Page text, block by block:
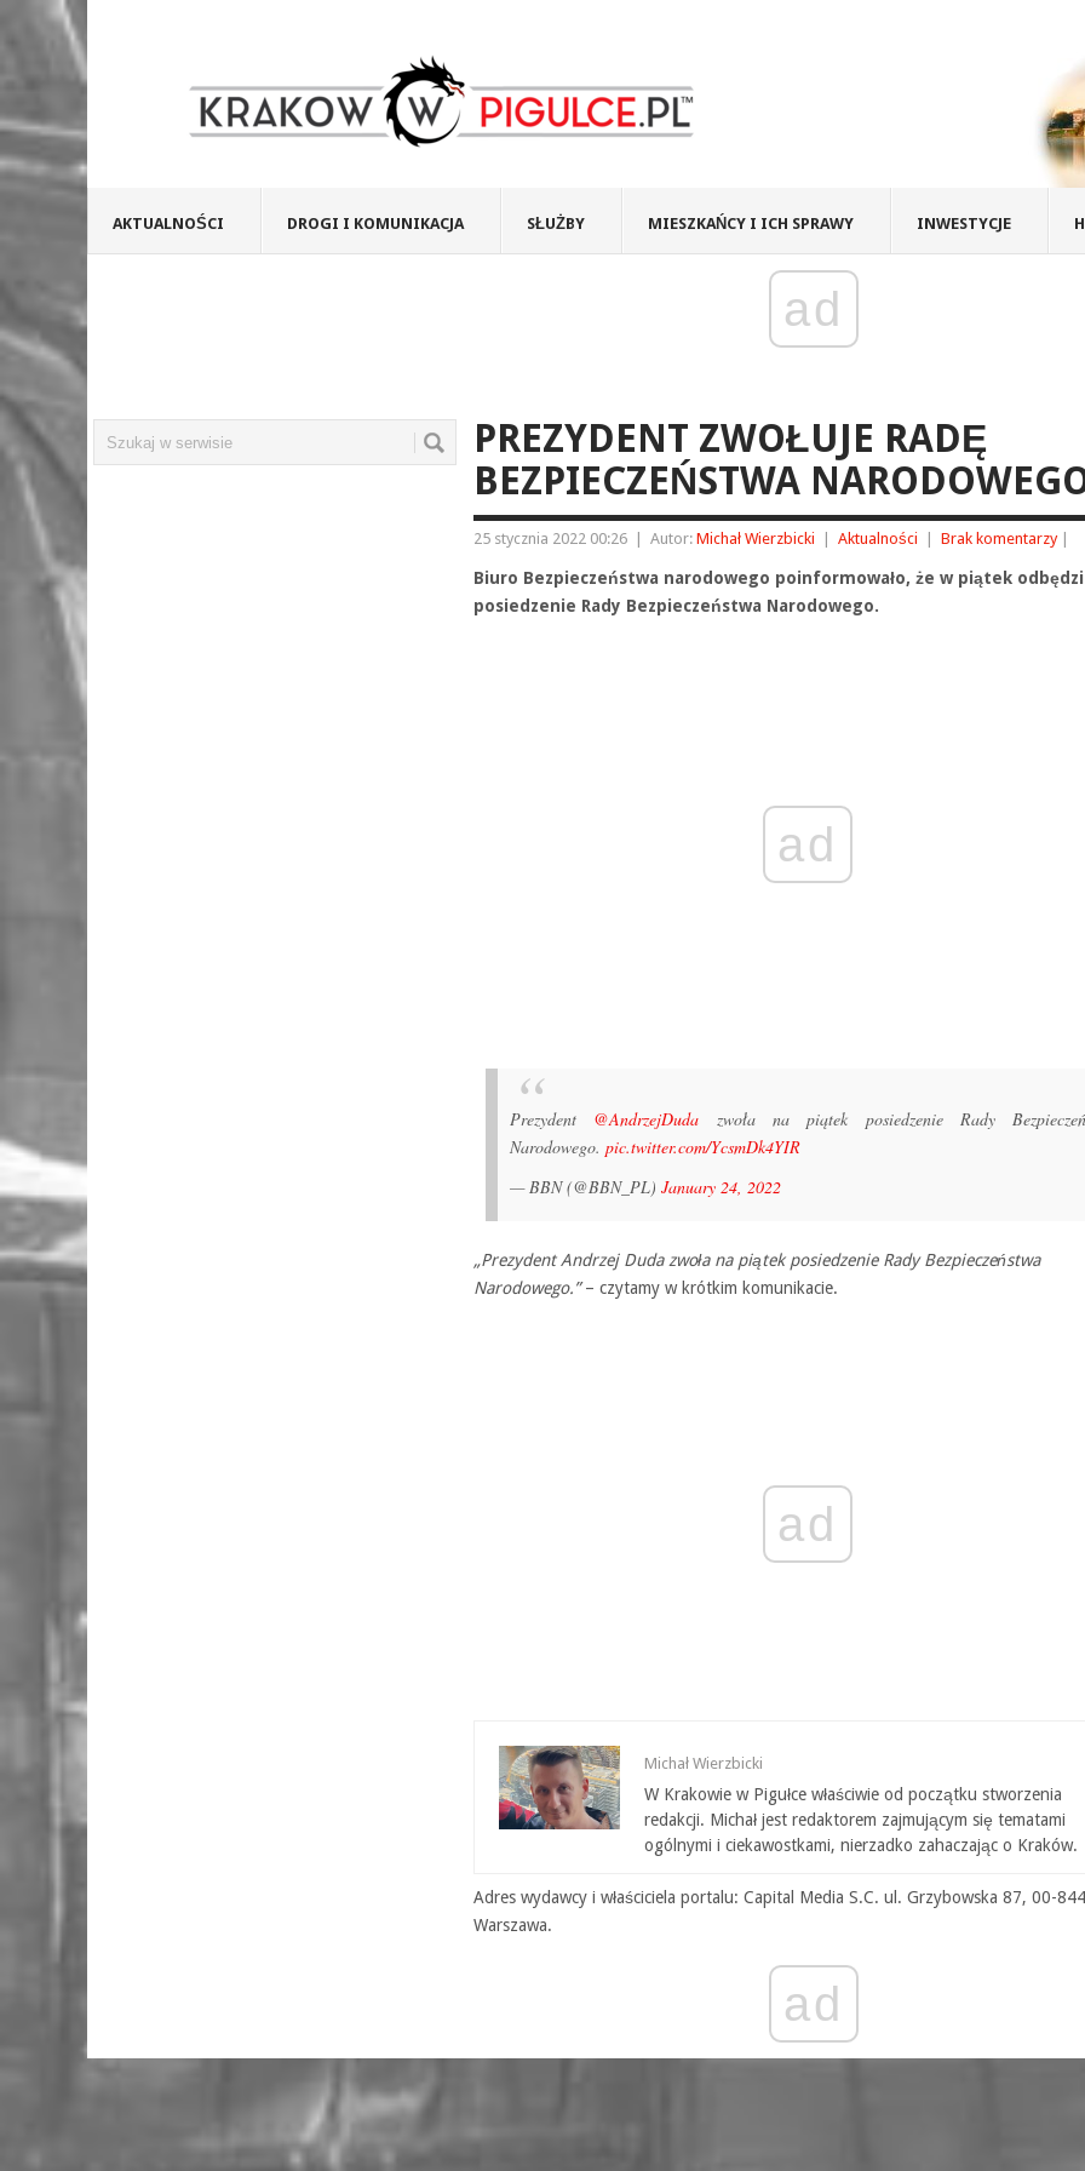
AKTUALNOŚCI DROGI I KOMUNIKACJA SŁUŻBY MIESZKAŃCY I ICH SPRAWY INWESTYCJE
ad
PREZYDENT ZWOŁUJE RADĘ
BEZPIECZEŃSTWA
25 stycznia 2022 00:26 Autor: Michał Wierzbicki Aktualności Brak komentarzy
Biuro Bezpieczeństwa narodowego poinformowało, że w piątek
posiedzenie Rady Bezpieczeństwa Narodowego.
ad
Prezydent @AndrzejDuda zwoła na piątek posiedzenie Rady
Narodowego. pic.twitter.com/YcsmDk4YIR
— BBN (@BBN_PL) January 24, 2022
„Prezydent Andrzej Duda zwoła na piątek posiedzenie Rady Bezpieczeństwa
Narodowego.”– czytamy w krótkim komunikacie.
ad
Michał Wierzbicki
W Krakowie w Pigułce właściwie od początku stworzenia
redakcji. Michał jest redaktorem zajmującym się tematami
ogólnymi i ciekawostkami, nierzadko zahaczając o Kraków.
Adres wydawcy i właściciela portalu: Capital Media S.C. ul. Grzybowska 87, 00-844
Warszawa.
ad